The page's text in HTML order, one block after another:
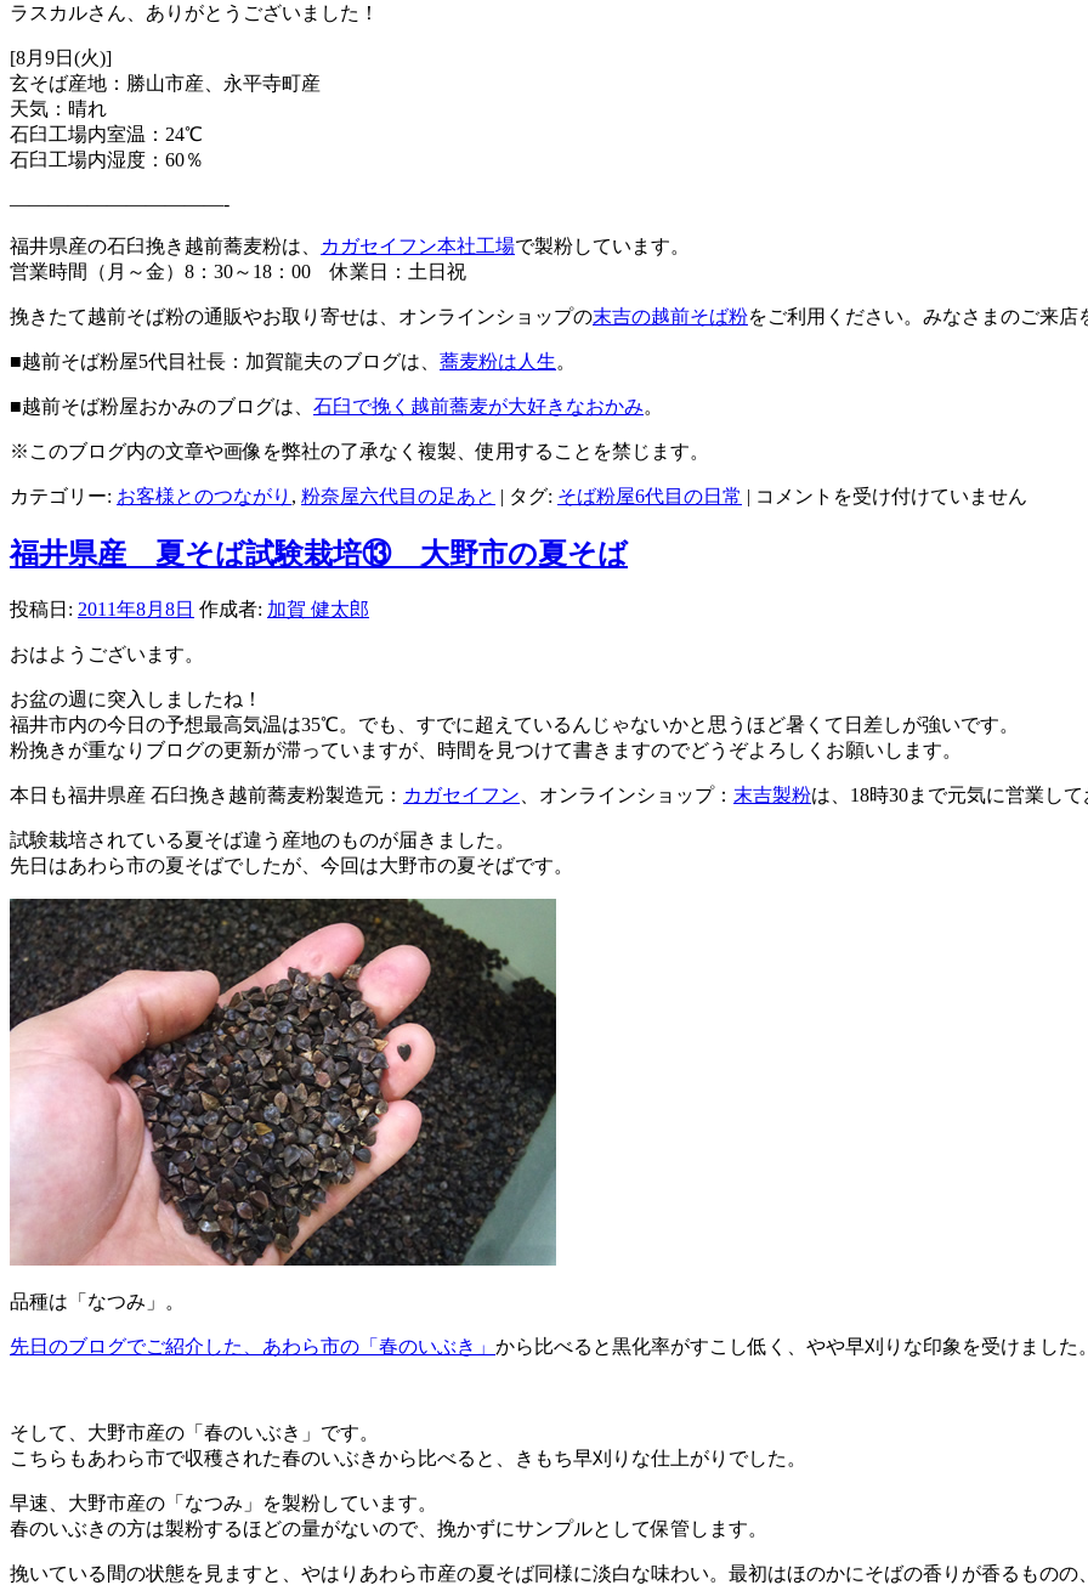
ラスカルさん、ありがとうございました！
[8月9日(火)]
玄そば産地：勝山市産、永平寺町産
天気：晴れ
石臼工場内室温：24℃
石臼工場内湿度：60％
———————————-
福井県産の石臼挽き越前蕎麦粉は、 カガセイフン本社工場で製粉しています。
営業時間（月～金）8：30～18：00 休業日：土日祝
挽きたて越前そば粉の通販やお取り寄せは、オンラインショップの末吉の越前そば粉をご利用ください。みなさまのご来店
■越前そば粉屋5代目社長：加賀龍夫のブログは、 蕎麦粉は人生。
■越前そば粉屋おかみのブログは、 石臼で挽く越前蕎麦が大好きなおかみ。
※このブログ内の文章や画像を弊社の了承なく複製、使用することを禁じます。
カテゴリー: お客様とのつながり , 粉奈屋六代目の足あと | タグ: そば粉屋6代目の日常 | 石
七
夕
リ
コメントを受け付けていません
福井県産 夏そば試験栽培⑬ 大野市の夏そば
投稿日: 2011年8月8日 作成者: 加賀 健太郎
おはようございます。
お盆の週に突入しましたね！
福井市内の今日の予想最高気温は35℃。でも、すでに超えているんじゃないかと思うほど暑くて日差しが強いです。
粉挽きが重なりブログの更新が滞っていますが、時間を見つけて書きますのでどうぞよろしくお願いします。
本日も福井県産 石臼挽き越前蕎麦粉製造元： カガセイフン 、オンラインショップ： 末吉製粉は、18時30まで元気に営業し
試験栽培されている夏そば違う産地のものが届きました。
先日はあわら市の夏そばでしたが、今回は大野市の夏そばです。
品種は「なつみ」。
先日のブログでご紹介した、あわら市の「春のいぶき」 から比べると黒化率がすこし低く、やや早刈りな印象を受けました。
そして、大野市産の「春のいぶき」です。
こちらもあわら市で収穫された春のいぶきから比べると、きもち早刈りな仕上がりでした。
早速、大野市産の「なつみ」を製粉しています。
春のいぶきの方は製粉するほどの量がないので、挽かずにサンプルとして保管します。
挽いている間の状態を見ますと、やはりあわら市産の夏そば同様に淡白な味わい。最初はほのかにそばの香りが香るもの